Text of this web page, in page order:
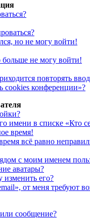
но не могу войти!
больше не могу войти!
повторять
cookies конференции»?
имени в списке «Кто
время!
всё равно
с моим именем
аватары?
изменить его?
от меня требуют
сообщение?